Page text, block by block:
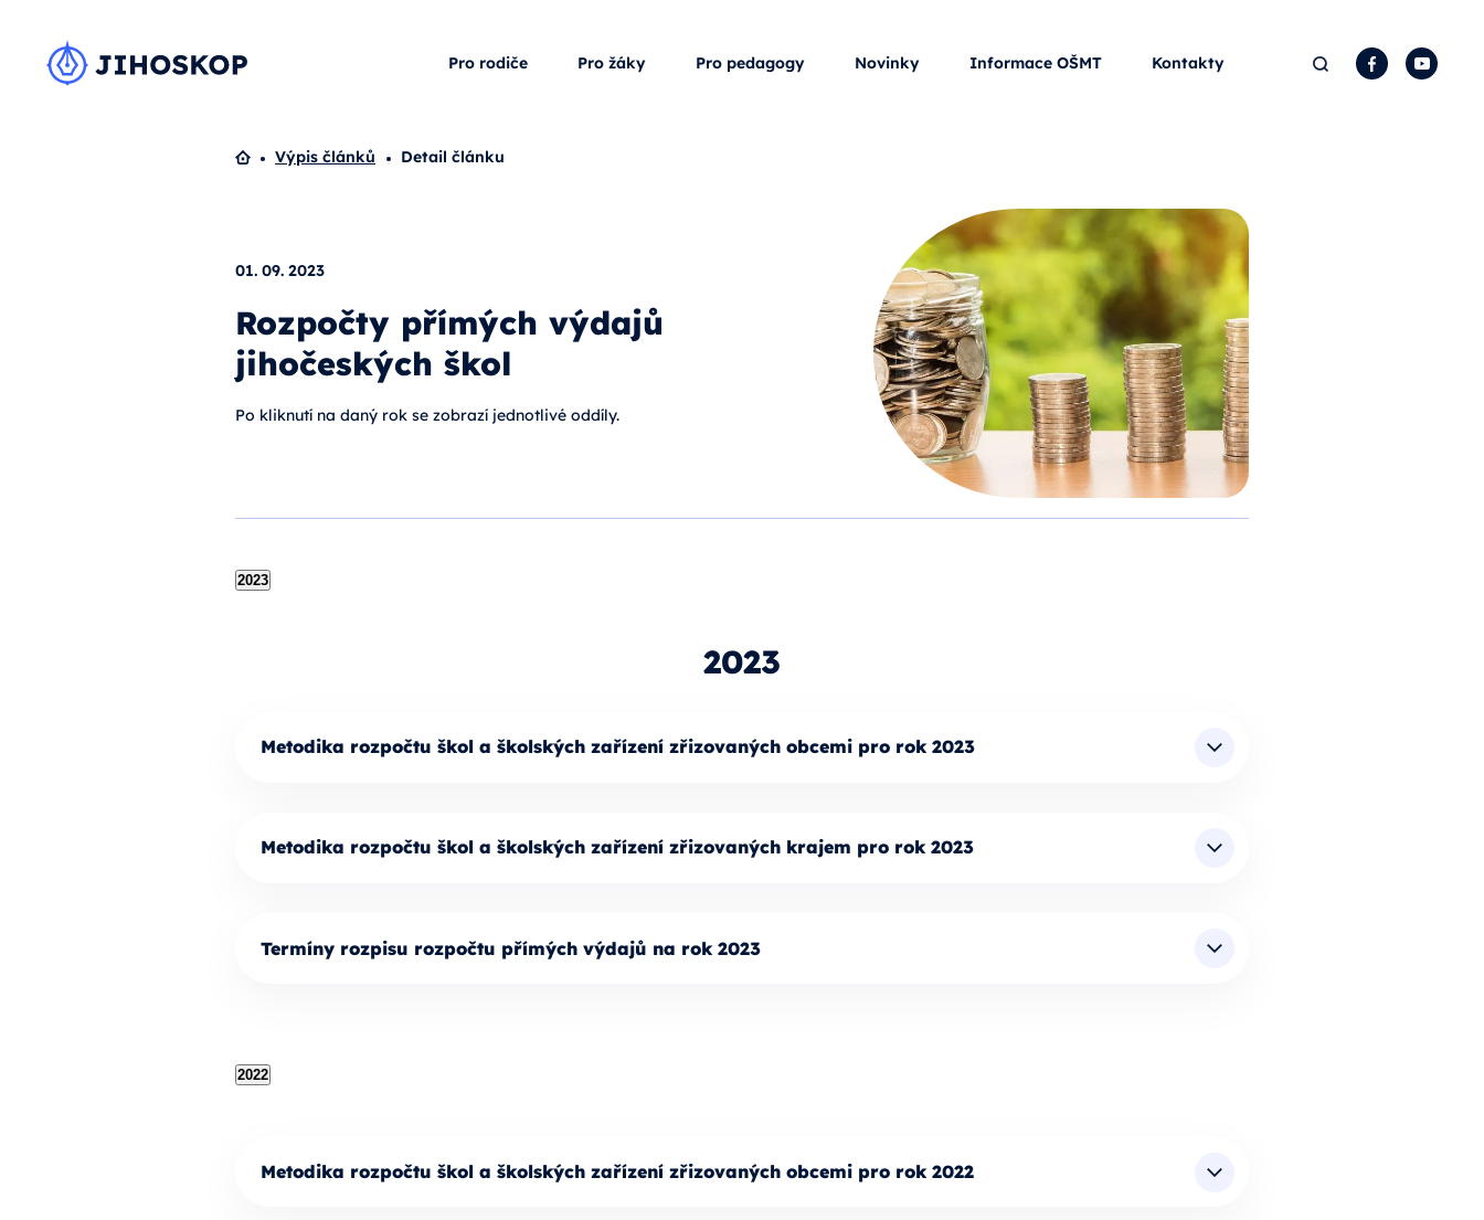
Pro rodiče Pro žáky Pro pedagogy Novinky Informace OŠMT Kontakty Hledat Facebook
Domů
Výpis článků Detail článku
01. 09. 2023
Rozpočty přímých výdajů
jihočeských škol
Po kliknutí na daný rok se zobrazí jednotlivé oddíly.
2023
2023
Metodika rozpočtu škol a školských zařízení zřizovaných obcemi pro rok 2023
Metodika rozpočtu škol a školských zařízení zřizovaných krajem pro rok 2023
Termíny rozpisu rozpočtu přímých výdajů na rok 2023
2022
Metodika rozpočtu škol a školských zařízení zřizovaných obcemi pro rok 2022